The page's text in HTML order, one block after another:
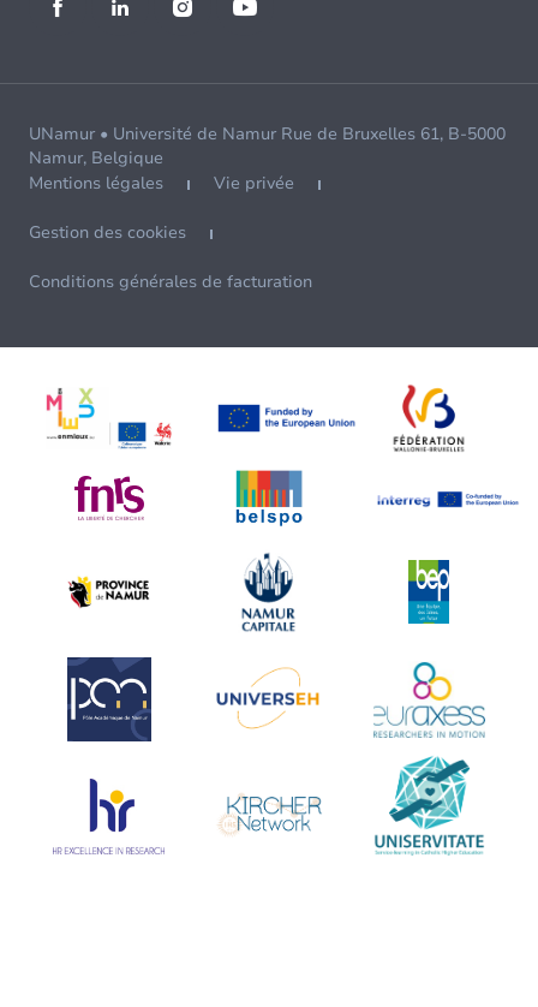
UNamur • Université de Namur Rue de Bruxelles 61, B-5000
Namur, Belgique
Mentions légales
Vie privée
Gestion des cookies
Conditions générales de facturation